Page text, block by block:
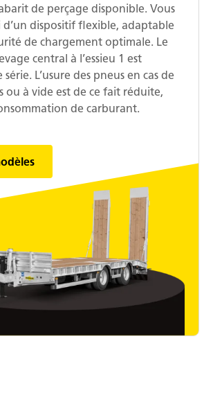
de perçage disponible. Vous
d’un dispositif flexible, adaptable
de chargement optimale. Le
central à l’essieu 1 est
L’usure des pneus en cas de
ou à vide est de ce fait réduite,
de carburant.